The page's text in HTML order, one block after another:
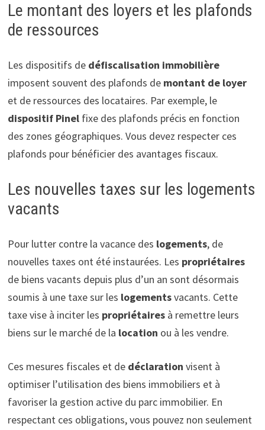
Le montant des loyers et les plafonds
de ressources
Les dispositifs de défiscalisation immobilière
imposent souvent des plafonds de montant de loyer
et de ressources des locataires. Par exemple, le
dispositif Pinelfixe des plafonds précis en fonction
des zones géographiques. Vous devez respecter ces
plafonds pour bénéficier des avantages fiscaux.
Les nouvelles taxes sur les logements
vacants
Pour lutter contre la vacance des logements, de
nouvelles taxes ont été instaurées. Les propriétaires
de biens vacants depuis plus d’un an sont désormais
soumis à une taxe sur les logementsvacants. Cette
taxe vise à inciter les propriétairesà remettre leurs
biens sur le marché de la location ou à les vendre.
Ces mesures fiscales et de déclaration visent à
optimiser l’utilisation des biens immobiliers et à
favoriser la gestion active du parc immobilier. En
respectant ces obligations, vous pouvez non seulement